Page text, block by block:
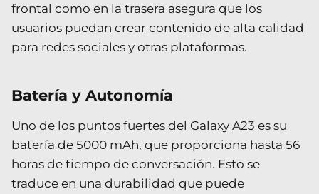
frontal como en la trasera asegura que los
usuarios puedan crear contenido de alta calidad
para redes sociales y otras plataformas.
Batería y Autonomía
Uno de los puntos fuertes del Galaxy A23 es su
batería de 5000 mAh, que proporciona hasta 56
horas de tiempo de conversación. Esto se
traduce en una durabilidad que puede